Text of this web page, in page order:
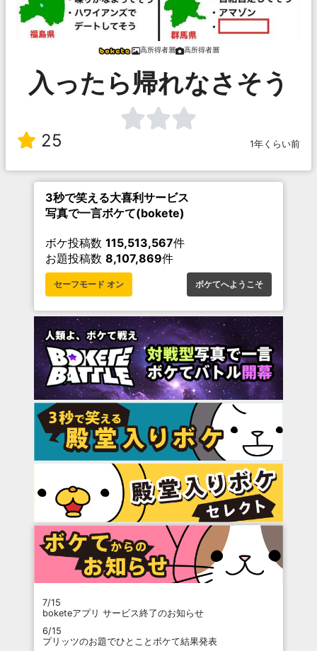
高所得者層 高所得者層
入ったら帰れなさそう
25 1年くらい前
3秒で笑える大喜利サービス
写真で一言ボケて(bokete)
ボケ投稿数 115,513,567件
お題投稿数 8,107,869件
セーフモード オン ボケてへようこそ
7/15
boketeアプリ サービス終了のお知らせ
6/15
プリッツのお題でひとことボケて結果発表